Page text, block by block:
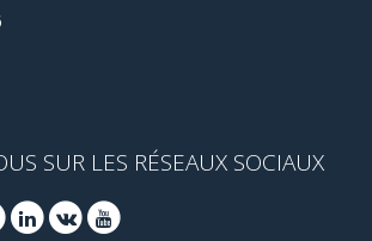
SUR LES RÉSEAUX SOCIAUX